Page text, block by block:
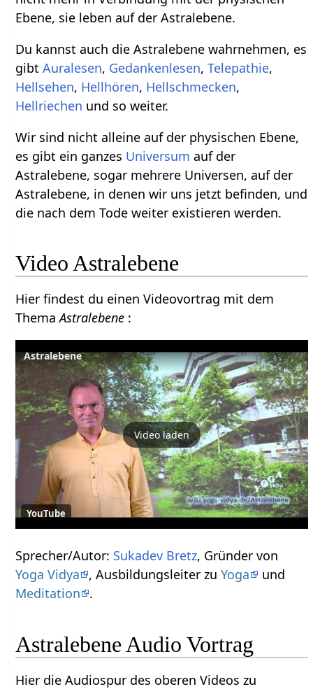
Ebene, sie leben auf der Astralebene.
Du kannst auch die Astralebene wahrnehmen, es
gibtAuralesen, Gedankenlesen,Telepathie,
Hellsehen, Hellhören, Hellschmecken,
Hellriechen und so weiter.
Wir sind nicht alleine auf der physischen Ebene,
es gibt ein ganzes Universum auf der
Astralebene, sogar mehrere Universen, auf der
Astralebene, in denen wir uns jetzt befinden, und
die nach dem Tode weiter existieren werden.
Video Astralebene
Hier findest du einen Videovortrag mit dem
ThemaAstralebene :
Astralebene
Video laden
YouTube
Sprecher/Autor: Sukadev Bretz, Gründer von
Yoga Vidya
, Ausbildungsleiter zuYoga
und
Meditation
.
Astralebene Audio Vortrag
Hier die Audiospur des oberen Videos zu